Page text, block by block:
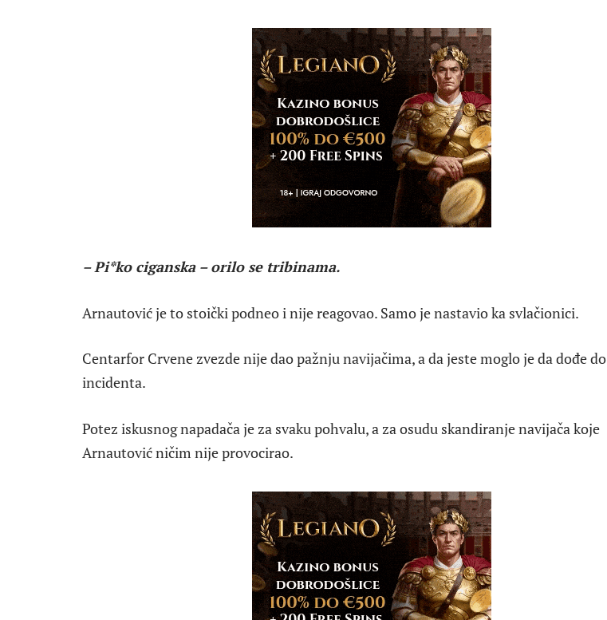
– Pi*ko ciganska – orilo se tribinama.
Arnautović je to stoički podneo i nije reagovao. Samo je nastavio ka svlačionici.
Centarfor Crvene zvezde nije dao pažnju navijačima, a da jeste moglo je da dođe do
incidenta.
Potez iskusnog napadača je za svaku pohvalu, a za osudu skandiranje navijača koje
Arnautović ničim nije provocirao.